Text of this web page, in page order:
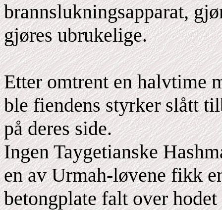
brannslukningsapparat,
gjøres ubrukelige.
Etter omtrent en halvtime
ble fiendens styrker slått
på deres side.
Ingen Taygetianske
en av Urmah-løvene fikk
betongplate falt over